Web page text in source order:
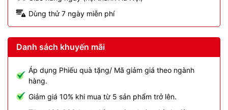
Dùng thử 7 ngày miễn phí
Danh sách khuyến mãi
Áp dụng Phiếu quà tặng/ Mã giảm giá theo ngành
hàng.
Giảm giá 10% khi mua từ 5 sản phẩm trở lên.